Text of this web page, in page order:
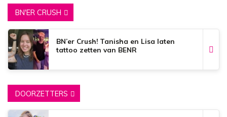
BN'ER CRUSH
BN’er Crush! Tanisha en Lisa laten
tattoo zetten van BENR
DOORZETTERS